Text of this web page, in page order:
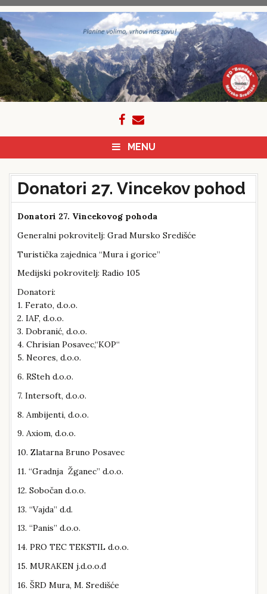
Skip
to
content
MENU
Donatori 27. Vincekov pohod
Donatori 27. Vincekovog pohoda
Generalni pokrovitelj: Grad Mursko Središće
Turistička zajednica “Mura i gorice”
Medijski pokrovitelj: Radio 105
Donatori:
1. Ferato, d.o.o.
2. IAF, d.o.o.
3. Dobranić, d.o.o.
4. Chrisian Posavec,“KOP“
5. Neores, d.o.o.
6. RSteh d.o.o.
7. Intersoft, d.o.o.
8. Ambijenti, d.o.o.
9. Axiom, d.o.o.
10. Zlatarna Bruno Posavec
11. “Gradnja Žganec” d.o.o.
12. Sobočan d.o.o.
13. “Vajda” d.d.
13. “Panis” d.o.o.
14. PRO TEC TEKSTIL d.o.o.
15. MURAKEN j.d.o.o.đ
16. ŠRD Mura, M. Središće